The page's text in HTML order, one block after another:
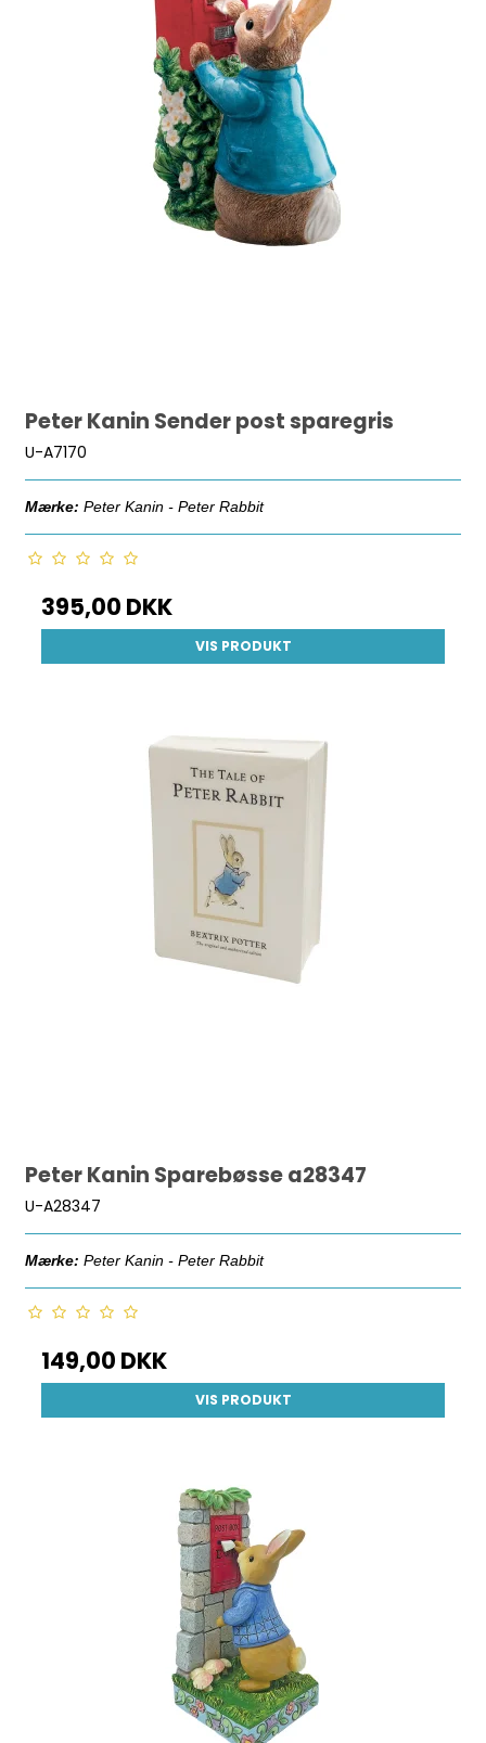
Peter Kanin Sender post sparegris
U-A7170
Mærke: Peter Kanin - Peter Rabbit
395,00 DKK
VIS PRODUKT
Peter Kanin Sparebøsse a28347
U-A28347
Mærke: Peter Kanin - Peter Rabbit
149,00 DKK
VIS PRODUKT